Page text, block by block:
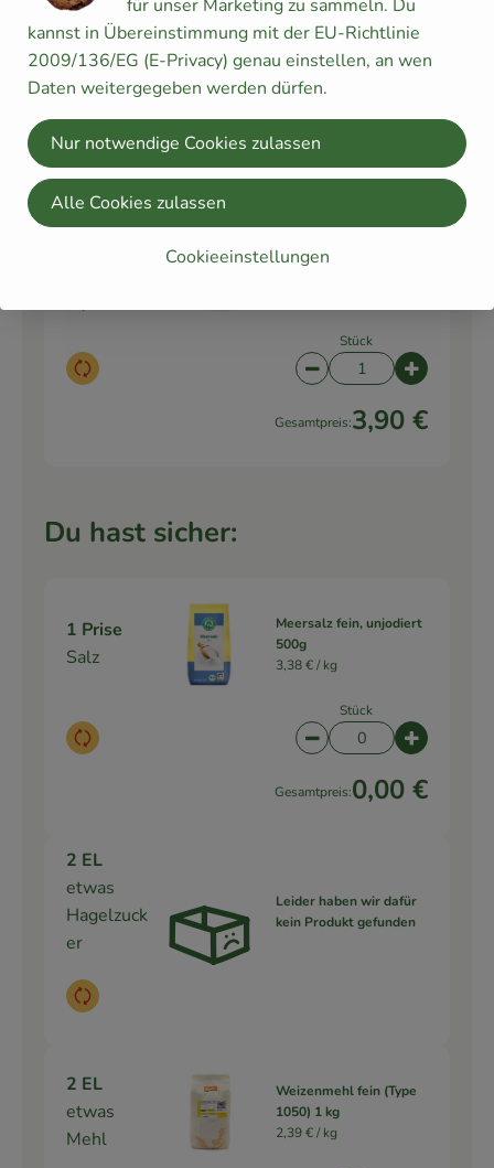
Butter
(Zimmerte
mperatur)
Auswahl ändern
ThiseMejeri 250g
18,36 € /kg
Artikelanzahl
Gesamtpreis:4,59 €
Auswahl ändern
6er Eier Bioland
Stück
Artikelanzahl
Gesamtpreis:3,90 €
Du hast sicher:
1 Prise
Salz
Auswahl ändern
Meersalz fein, unjodiert
500g
3,38 € /kg
Stück
Artikelanzahl
Gesamtpreis:0,00 €
2 EL
etwas
Hagelzuck
er
Auswahl ändern
Leider haben wir dafür
kein Produkt gefunden
2 EL
etwas
Mehl
Weizenmehl fein (Type
1050) 1 kg
2,39 € /kg
für unser Marketing zu sammeln. Du
kannst in Übereinstimmung mit der EU-Richtlinie
2009/136/EG (E-Privacy) genau einstellen, an wen
Daten weitergegeben werden dürfen.
Cookieeinstellungen
Nur notwendige Cookies zulassen
Alle Cookies zulassen